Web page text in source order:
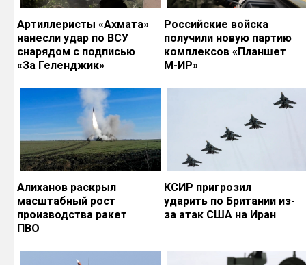
Артиллеристы «Ахмата»
нанесли удар по ВСУ
снарядом с подписью
«За Геленджик»
Российские войска
получили новую партию
комплексов «Планшет
М-ИР»
Алиханов раскрыл
масштабный рост
производства ракет
ПВО
КСИР пригрозил
ударить по Британии из-
за атак США на Иран